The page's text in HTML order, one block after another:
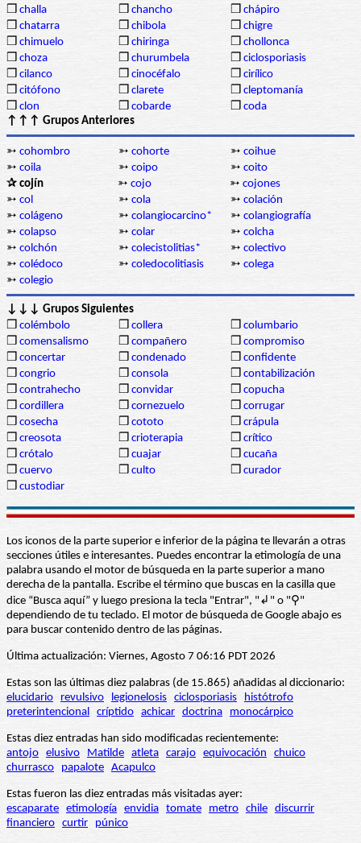
❒ challa ❒ chancho ❒ chápiro
❒ chatarra ❒ chibola ❒ chigre
❒ chimuelo ❒ chiringa ❒ chollonca
❒ choza ❒ churumbela ❒ ciclosporiasis
❒ cilanco ❒ cinocéfalo ❒ cirílico
❒ citófono ❒ clarete ❒ cleptomanía
❒ clon ❒ cobarde ❒ coda
↑↑↑ Grupos Anteriores
➳ cohombro ➳ cohorte ➳ coihue
➳ coila ➳ coipo ➳ coito
✰ cojín
➳ cojo ➳ cojones
➳ col ➳ cola ➳ colación
➳ colágeno ➳ colangiocarcino* ➳ colangiografía
➳ colapso ➳ colar ➳ colcha
➳ colchón ➳ colecistolitias* ➳ colectivo
➳ colédoco ➳ coledocolitiasis ➳ colega
➳ colegio
↓↓↓ Grupos Siguientes
❒ colémbolo ❒ collera ❒ columbario
❒ comensalismo ❒ compañero ❒ compromiso
❒ concertar ❒ condenado ❒ confidente
❒ congrio ❒ consola ❒ contabilización
❒ contrahecho ❒ convidar ❒ copucha
❒ cordillera ❒ cornezuelo ❒ corrugar
❒ cosecha ❒ cototo ❒ crápula
❒ creosota ❒ crioterapia ❒ crítico
❒ crótalo ❒ cuajar ❒ cucaña
❒ cuervo ❒ culto ❒ curador
❒ custodiar
Los iconos de la parte superior e inferior de la página te llevarán a otras
secciones útiles e interesantes. Puedes encontrar la etimología de una
palabra usando el motor de búsqueda en la parte superior a mano
derecha de la pantalla. Escribe el término que buscas en la casilla que
dice “Busca aquí” y luego presiona la tecla "Entrar", "↲" o "⚲"
dependiendo de tu teclado. El motor de búsqueda de Google abajo es
para buscar contenido dentro de las páginas.
Última actualización: Viernes, Agosto 7 06:16 PDT 2026
Estas son las últimas diez palabras (de 15.865) añadidas al diccionario:
elucidario
revulsivo legionelosis ciclosporiasis
histótrofo
preterintencional
críptido achicar doctrina monocárpico
Estas diez entradas han sido modificadas recientemente:
antojo elusivo Matilde atleta carajo equivocación
chuico
churrasco
papalote Acapulco
Estas fueron las diez entradas más visitadas ayer:
escaparate etimología envidia tomate metro chile discurrir
financiero curtir púnico